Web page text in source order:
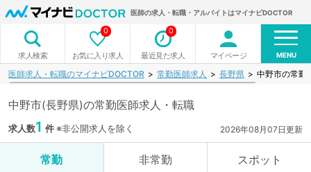
医師の求人・転職・アルバイトはマイナビDOCTOR
求人検索 お気に入り求人
0
最近見た求人
0
マイページ MENU
医師求人・転職のマイナビDOCTOR 常勤医師求人 長野県 中野市の常勤
中野市(長野県)の常勤医師求人・転職
求人数1 件※非公開求人を除く 2026年08月07日更新
常勤 非常勤 スポット